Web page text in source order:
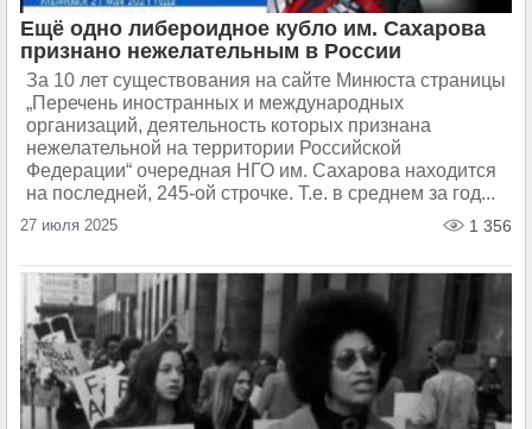
Ещё одно либероидное кубло им. Сахарова
признано нежелательным в России
За 10 лет существования на сайте Минюста страницы
„Перечень иностранных и международных
организаций, деятельность которых признана
нежелательной на территории Российской
Федерации“ очередная НГО им. Сахарова находится
на последней, 245-ой строчке. Т.е. в среднем за год...
27 июля 2025 1 356